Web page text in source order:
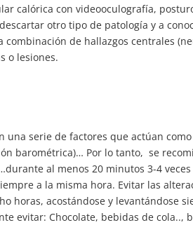
calórica con videooculografía,
otro tipo de patología y a
de hallazgos centrales
o lesiones.
una serie de factores que actúan
barométrica)… Por lo tanto, se
al menos 20 minutos 3-4
a la misma hora. Evitar las
horas, acostándose y levantándose
evitar: Chocolate, bebidas de